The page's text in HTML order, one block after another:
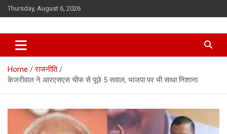
Skip
to
Thursday, August 6, 2026
Home
राजनीति
केजरीवाल ने आरएसएस चीफ से पूछे 5 सवाल, भाजपा पर भी साधा निशाना